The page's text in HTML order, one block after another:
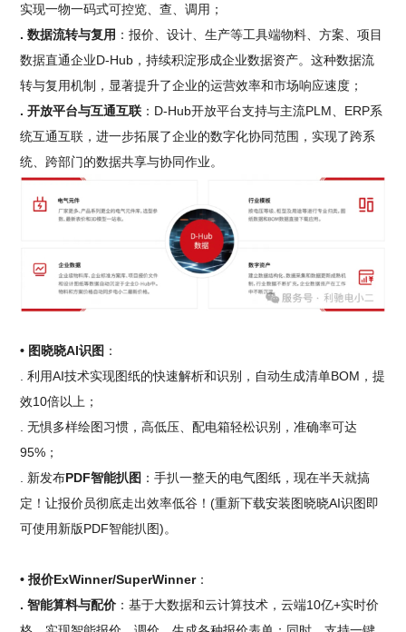
实现一物一码式可控览、查、调用；
. 数据流转与复用 ：报价、设计、生产等工具端物料、方案、项目
数据直通企业D-Hub，持续积淀形成企业数据资产。这种数据流
转与复用机制，显著提升了企业的运营效率和市场响应速度；
. 开放平台与互通互联 ：D-Hub开放平台支持与主流PLM、ERP系
统互通互联，进一步拓展了企业的数字化协同范围，实现了跨系
统、跨部门的数据共享与协同作业。
• 图晓晓AI识图 ：
. 利用AI技术实现图纸的快速解析和识别，自动生成清单BOM，提
效10倍以上；
. 无惧多样绘图习惯，高低压、配电箱轻松识别，准确率可达
95%；
. 新发布PDF智能扒图 ：手扒一整天的电气图纸，现在半天就搞
定！让报价员彻底走出效率低谷！(重新下载安装图晓晓AI识图即
可使用新版PDF智能扒图)。
• 报价ExWinner/SuperWinner：
. 智能算料与配价 ：基于大数据和云计算技术，云端10亿+实时价